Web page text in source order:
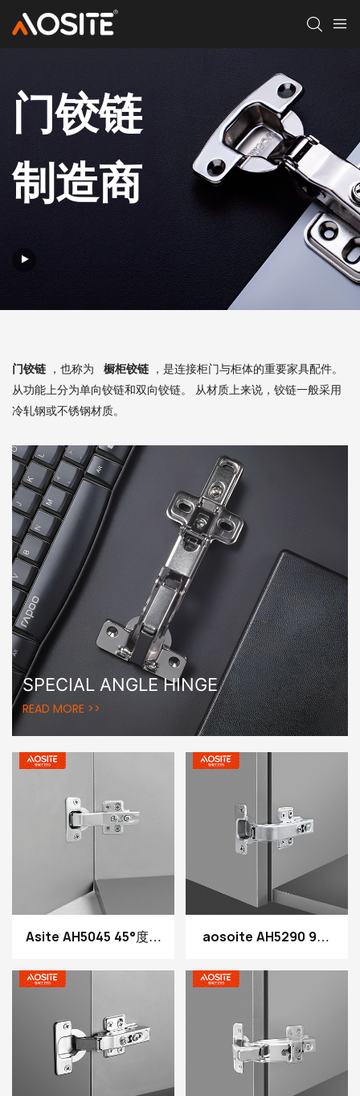
门铰链
制造商
门铰链 ，也称为 橱柜铰链 ，是连接柜门与柜体的重要家具配件。
从功能上分为单向铰链和双向铰链。 从材质上来说，铰链一般采用
冷轧钢或不锈钢材质。
READ MORE >>
SPECIAL ANGLE HINGE
Asite AH5045 45°度铰
aosoite AH5290 90°